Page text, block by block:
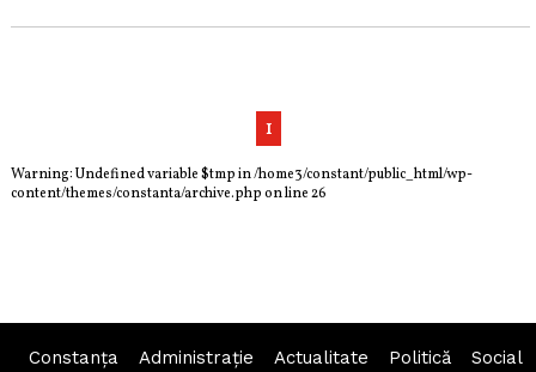
1
Warning: Undefined variable $tmp in/home3/constant/public_html/wp-
content/themes/constanta/archive.phpon line26
Constanța Administraţie Actualitate Politică Social